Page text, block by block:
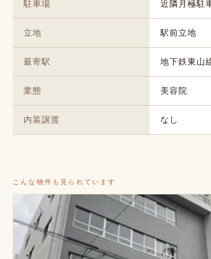
駐車場 近隣月極駐
立地 駅前立地
最寄駅 地下鉄東山
業態 美容院
内装譲渡 なし
こんな物件も見られています